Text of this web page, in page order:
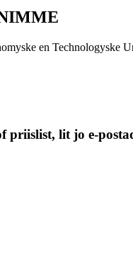
en Technologyske
priislist, lit jo e-